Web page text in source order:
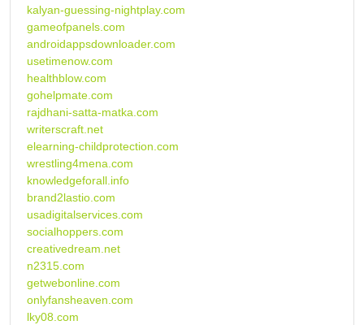
kalyan-guessing-nightplay.com
gameofpanels.com
androidappsdownloader.com
usetimenow.com
healthblow.com
gohelpmate.com
rajdhani-satta-matka.com
writerscraft.net
elearning-childprotection.com
wrestling4mena.com
knowledgeforall.info
brand2lastio.com
usadigitalservices.com
socialhoppers.com
creativedream.net
n2315.com
getwebonline.com
onlyfansheaven.com
lky08.com